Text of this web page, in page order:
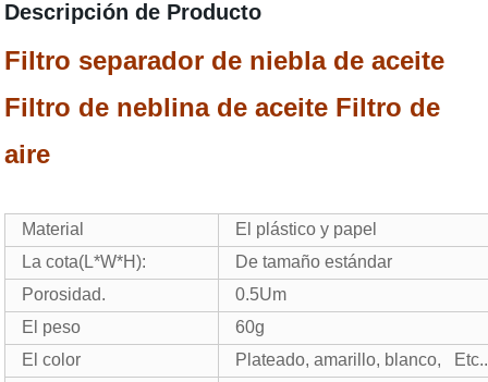
Descripción de Producto
Filtro separador de niebla de aceite
Filtro de neblina de aceite Filtro de
aire
Material
El plástico y papel
La cota(L*W*H):
De tamaño estándar
Porosidad.
0.5Um
El peso
60g
El color
Plateado, amarillo, blanco,